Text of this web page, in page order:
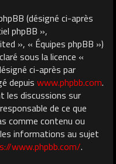
(désigné ci-après
phpBB »,
», « Équipes phpBB »)
sous la licence «
ci-après par
depuis www.phpbb.com.
les discussions sur
de ce que
comme contenu ou
informations au sujet
www.phpbb.com/.